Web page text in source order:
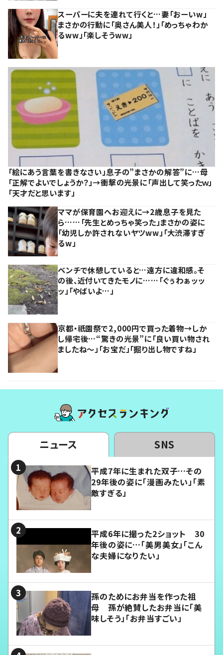
スーパーに夫を連れて行くと…妻「おーいw」
まさかの行動に「奥さん美人！」「めっちゃわか
るww」「楽しそうww」
「絵にあう言葉を書きなさい」息子の”まさかの解答”に…母
「正解でよいでしょうか？」→衝撃の光景に「声出して笑ったｗ」
「天才だと思います」
ママが保育園へお迎えに→2歳息子を見た
ら……「先生とめっちゃ笑った」まさかの姿に
「幼児しか許されないヤツww」「大渋滞すぎ
るw」
ベンチで休憩していると…遠方に違和感。そ
の後、近付いてきたモノに……「ぐぅわぁッッ
ッ」「やばいよ…」
京都・祇園祭で2,000円で買った着物→しか
し帰宅後…“驚きの光景”に「良い買い物され
ましたね～」「お宝だ」「掘り出し物ですね」
ニュース SNS
平成7年に生まれた双子…その
29年後の姿に「漫画みたい」「素
敵すぎる」
平成6年に撮った2ショット 30
年後の姿に…「美男美女」「こん
な夫婦になりたい」
孫のためにお弁当を作った祖
母 孫が絶賛したお弁当に「美
味しそう」「お弁当すごい」